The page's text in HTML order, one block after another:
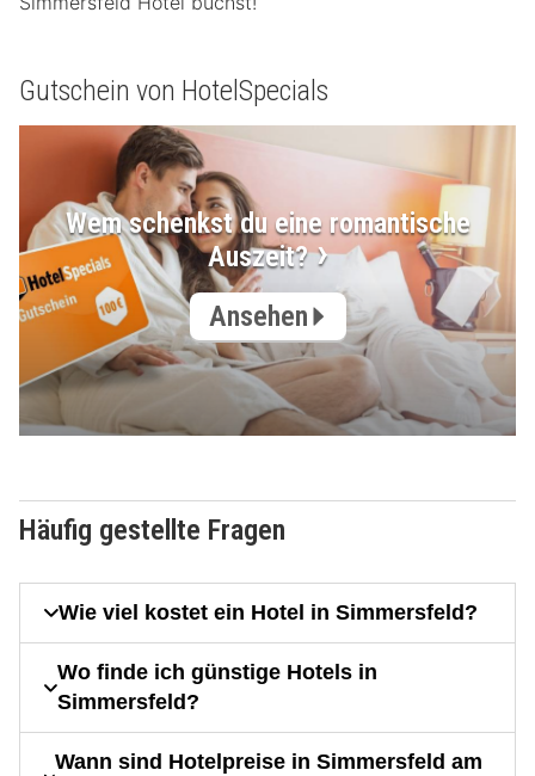
Gutschein von HotelSpecials
Wem schenkst du eine romantische
Auszeit?
Ansehen
Häufig gestellte Fragen
Wie viel kostet ein Hotel in Simmersfeld?
Wo finde ich günstige Hotels in
Simmersfeld?
Wann sind Hotelpreise in Simmersfeld am